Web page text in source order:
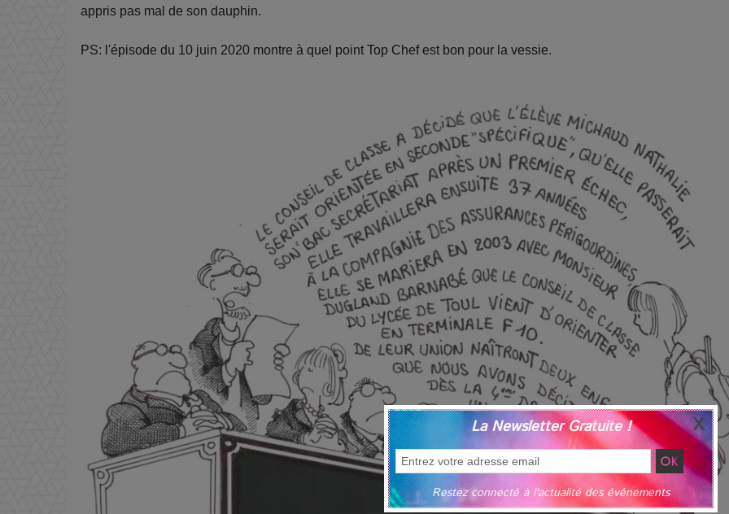
appris pas mal de son dauphin.
PS: l'épisode du 10 juin 2020 montre à quel point Top Chef est bon pour la vessie.
La Newsletter Gratuite !
Restez connecté à l'actualité des événements